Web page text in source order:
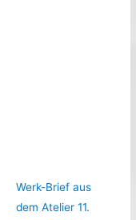
Werk-Brief aus
dem Atelier 11.